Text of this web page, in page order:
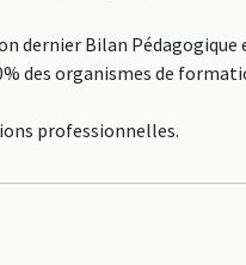
dernier Bilan Pédagogique
des organismes de
professionnelles.